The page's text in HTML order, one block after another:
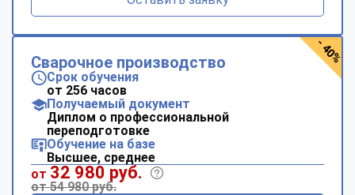
Сварочное производство
Срок обучения
от 256 часов
Получаемый документ
Диплом о профессиональной
переподготовке
Обучение на базе
Высшее, среднее
от 32 980 руб.
от 54 980 руб.
- 40%